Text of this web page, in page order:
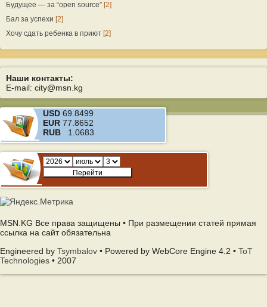
Будущее — за “open source” [2]
Бал за успехи [2]
Хочу сдать ребенка в приют [2]
Наши контакты:
E-mail: city@msn.kg
USD 69.8499
EUR 77.8652
RUB 1.0683
MSN.KG Все права защищены • При размещении статей прямая
ссылка на сайт обязательна
Engineered by Tsymbalov • Powered by WebCore Engine 4.2 • ToT
Technologies • 2007